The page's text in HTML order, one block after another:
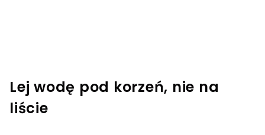
Lej wodę pod korzeń, nie na
liście